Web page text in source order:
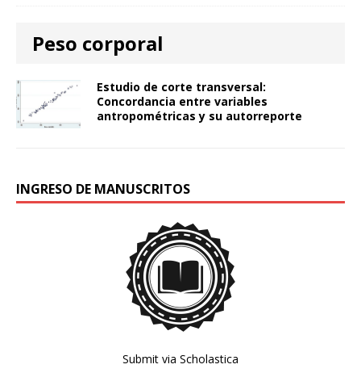
Peso corporal
Estudio de corte transversal:
Concordancia entre variables
antropométricas y su autorreporte
INGRESO DE MANUSCRITOS
Submit via Scholastica